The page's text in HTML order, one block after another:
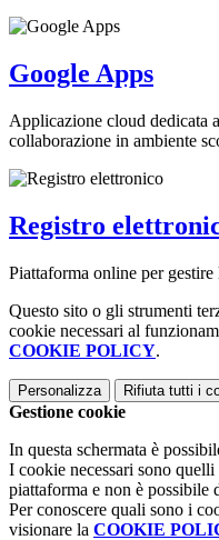
Google Apps
Applicazione cloud dedicata
collaborazione in ambiente
Registro
Piattaforma online per
Questo sito o gli strumenti
cookie necessari al
COOKIE POLICY.
Personalizza Rifiuta tutti i
Gestione cookie
In questa schermata è
I cookie necessari sono
piattaforma e non è possibile
Per conoscere quali sono i
visionare la COOKIE